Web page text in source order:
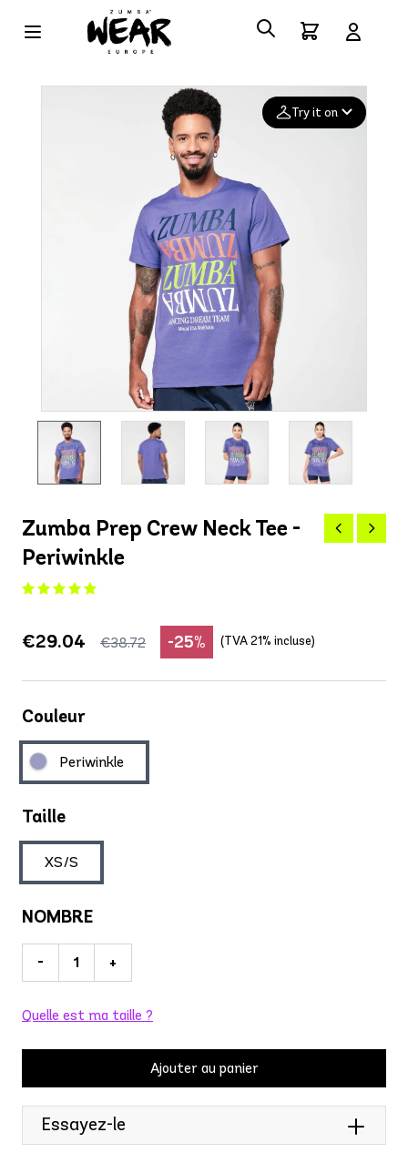
Try it on
Deleted after 24 hours
Zumba Prep Crew Neck Tee -
Periwinkle
€38.72
€29.04 -25% (TVA 21% incluse)
Couleur
Periwinkle
Taille
XS/S
NOMBRE
- +
Quelle est ma taille ?
Ajouter au panier
Essayez-le